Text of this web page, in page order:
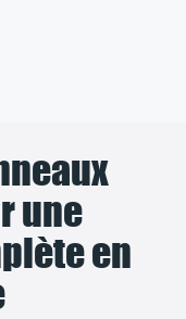
une
en